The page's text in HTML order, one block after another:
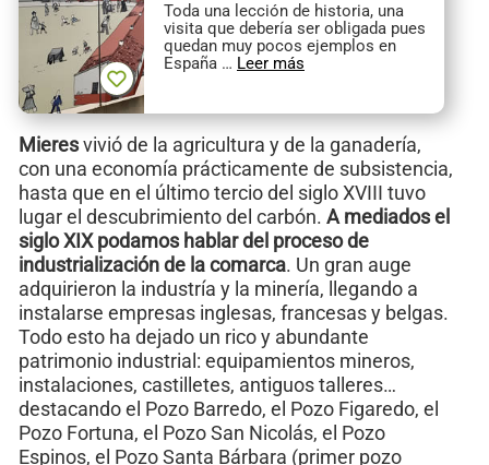
Toda una lección de historia, una
visita que debería ser obligada pues
quedan muy pocos ejemplos en
España … Leer más
Mieresvivió de la agricultura y de la ganadería,
con una economía prácticamente de subsistencia,
hasta que en el último tercio del siglo XVIII tuvo
lugar el descubrimiento del carbón. A mediados el
siglo XIX podamos hablar del proceso de
industrialización de la comarca. Un gran auge
adquirieron la industría y la minería, llegando a
instalarse empresas inglesas, francesas y belgas.
Todo esto ha dejado un rico y abundante
patrimonio industrial: equipamientos mineros,
instalaciones, castilletes, antiguos talleres…
destacando el Pozo Barredo, el Pozo Figaredo, el
Pozo Fortuna, el Pozo San Nicolás, el Pozo
Espinos, el Pozo Santa Bárbara (primer pozo